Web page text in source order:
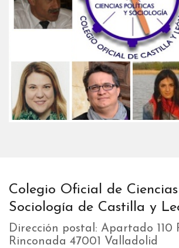
Colegio Oficial de
Sociología de Castilla y
Dirección postal: Apartado 110
Rinconada 47001 Valladolid